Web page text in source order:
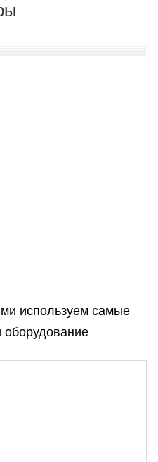
используем самые
оборудование